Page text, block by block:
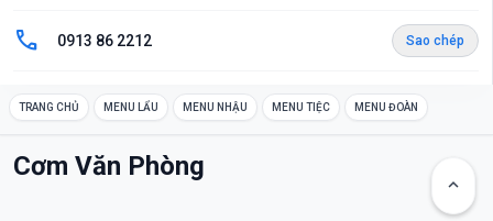
call 0913 86 2212 Sao chép
TRANG CHỦ MENU LẨU MENU NHẬU MENU TIỆC MENU ĐOÀN
Cơm Văn Phòng
keyboard_arrow_up